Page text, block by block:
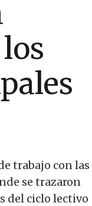
trabajo con las
se trazaron
del ciclo lectivo